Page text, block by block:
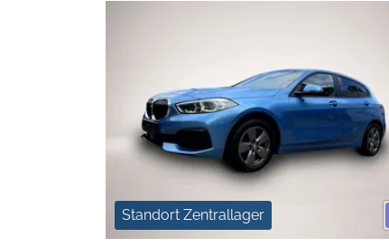
Standort Zentrallager